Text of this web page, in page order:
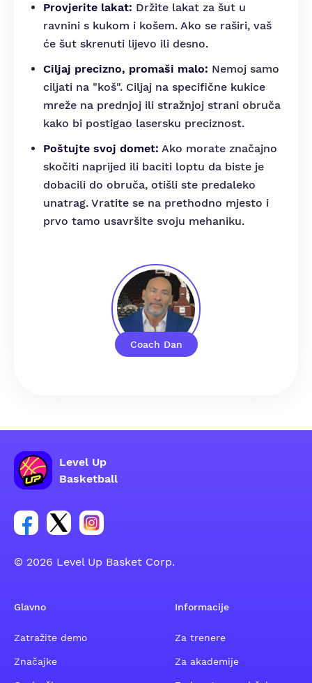
Coach Dan
Provjerite lakat: Držite lakat za šut u
ravnini s kukom i košem. Ako se raširi, vaš
će šut skrenuti lijevo ili desno.
Ciljaj precizno, promaši malo: Nemoj samo
ciljati na "koš". Ciljaj na specifične kukice
mreže na prednjoj ili stražnjoj strani obruča
kako bi postigao lasersku preciznost.
Poštujte svoj domet: Ako morate značajno
skočiti naprijed ili baciti loptu da biste je
dobacili do obruča, otišli ste predaleko
unatrag. Vratite se na prethodno mjesto i
prvo tamo usavršite svoju mehaniku.
Level Up
Basketball
Poveznica za Facebook grupu
Poveznica za Twitter grupu
Poveznica za Instagram grupu
© 2026 Level Up Basket Corp.
Glavno
Zatražite demo
Značajke
Informacije
Za trenere
Za akademije